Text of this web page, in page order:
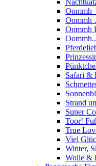
Oommh
Oommh
Oommh
Safari &
Strand
Super
Toor!
True
Viel
Winter,
Wolle &